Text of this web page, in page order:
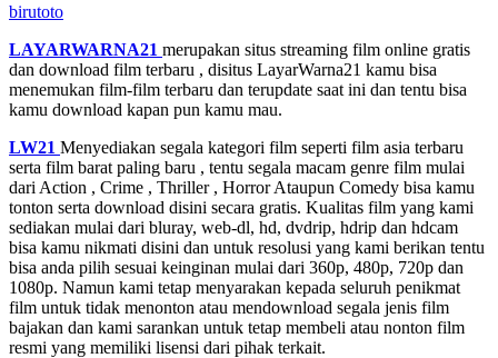
birutoto
LAYARWARNA21 merupakan situs streaming film online gratis
dan download film terbaru , disitus LayarWarna21 kamu bisa
menemukan film-film terbaru dan terupdate saat ini dan tentu bisa
kamu download kapan pun kamu mau.
LW21 Menyediakan segala kategori film seperti film asia terbaru
serta film barat paling baru , tentu segala macam genre film mulai
dari Action , Crime , Thriller , Horror Ataupun Comedy bisa kamu
tonton serta download disini secara gratis. Kualitas film yang kami
sediakan mulai dari bluray, web-dl, hd, dvdrip, hdrip dan hdcam
bisa kamu nikmati disini dan untuk resolusi yang kami berikan tentu
bisa anda pilih sesuai keinginan mulai dari 360p, 480p, 720p dan
1080p. Namun kami tetap menyarakan kepada seluruh penikmat
film untuk tidak menonton atau mendownload segala jenis film
bajakan dan kami sarankan untuk tetap membeli atau nonton film
resmi yang memiliki lisensi dari pihak terkait.